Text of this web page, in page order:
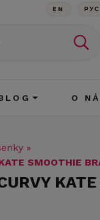
EN РУС
O
»
SMOOTHIE
KATE